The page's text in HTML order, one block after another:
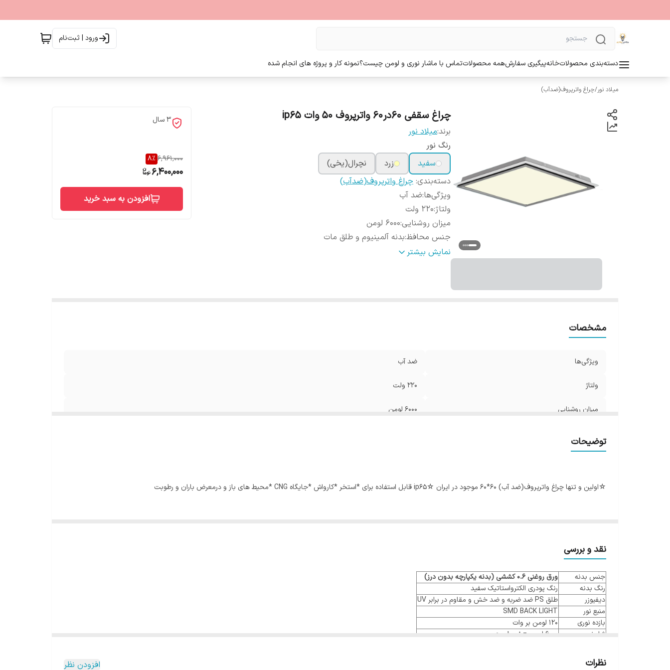
ورود | ثبت‌نام
دسته‌بندی محصولاتخانهپیگیری سفارشهمه محصولاتتماس با ماشار نوری و لومن چیست؟نمونه کار و پروژه های انجام شده
میلاد نور/چراغ واترپروف(ضدآب)
چراغ سقفی 60در60 واترپروف 50 وات ip65
برند:میلاد نور
رنگ نور
سفید
زرد
نچرال(یخی)
دسته‌بندی: چراغ واترپروف(ضدآب)
ویژگی‌ها:ضد آب
ولتاژ:220 ولت
میزان روشنایی:6000 لومن
جنس محافظ:بدنه آلمینیوم و طلق مات
بازه توان مصرفی
نمایش بیشتر
3 سال
6,961,000
8%
6,400,000
افزودن به سبد خرید
مشخصات
ویژگی‌ها ضد آب
ولتاژ 220 ولت
میزان روشنایی 6000 لومن
cm 60*60*8
توضیحات
☆اولین و تنها چراغ واترپروف(ضد آب) ۶۰*۶۰ موجود در ایران ☆ip65 قابل استفاده برای *استخر *کارواش *جایگاه CNG *محیط های باز و درمعرض باران و رطوبت
نقد و بررسی
جنس بدنه ورق روغنی 0.6 کششی
(بدنه یکپارچه بدون درز)
رنگ بدنه
رنگ پودری الکترواستاتیک سفید
دیفیوزر
طلق PS ضد ضربه و ضد خش و مقاوم در برابر UV
منبع نور
SMD BACK LIGHT
بازده نوری
120 لومن بر وات
شار نوری
6000 لومن =
نور خروجی
ضریب نمود رنگ
نظرات افزودن نظر